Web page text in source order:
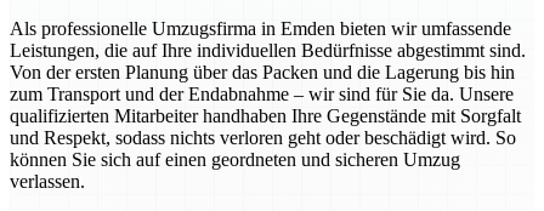
Als professionelle Umzugsfirma in Emden bieten wir umfassende
Leistungen, die auf Ihre individuellen Bedürfnisse abgestimmt sind.
Von der ersten Planung über das Packen und die Lagerung bis hin
zum Transport und der Endabnahme – wir sind für Sie da. Unsere
qualifizierten Mitarbeiter handhaben Ihre Gegenstände mit Sorgfalt
und Respekt, sodass nichts verloren geht oder beschädigt wird. So
können Sie sich auf einen geordneten und sicheren Umzug
verlassen.